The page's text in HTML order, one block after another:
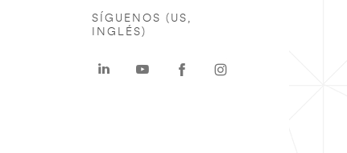
SÍGUENOS (US,
INGLÉS)